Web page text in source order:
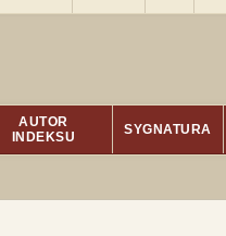
AUTOR
INDEKSU
SYGNATURA